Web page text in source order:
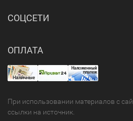
СОЦСЕТИ
ОПЛАТА
При использовании материалов с
ссылки на источник.